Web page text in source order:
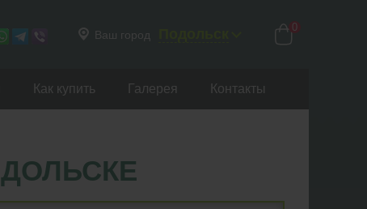
Ваш город
0
Как купить Галерея Контакты